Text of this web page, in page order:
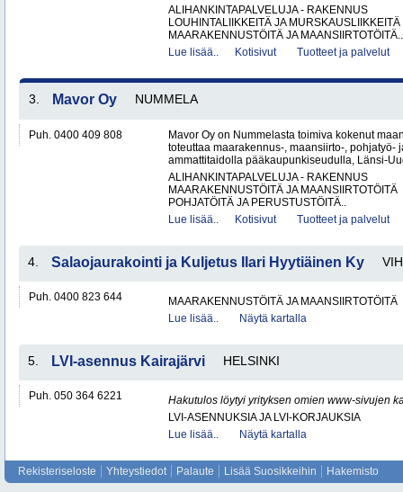
ALIHANKINTAPALVELUJA - RAKENNUS
LOUHINTALIIKKEITÄ JA MURSKAUSLIIKKEITÄ
MAARAKENNUSTÖITÄ JA MAANSIIRTOTÖITÄ..
Lue lisää..
Kotisivut Tuotteet ja palvelut
3. Mavor Oy NUMMELA
Puh. 0400 409 808
Mavor Oy on Nummelasta toimiva kokenut
toteuttaa maarakennus-, maansiirto-, pohjatyö-
ammattitaidolla pääkaupunkiseudulla, Länsi-
ALIHANKINTAPALVELUJA - RAKENNUS
MAARAKENNUSTÖITÄ JA MAANSIIRTOTÖITÄ
POHJATÖITÄ JA PERUSTUSTÖITÄ..
Lue lisää..
Kotisivut Tuotteet ja palvelut
4. Salaojaurakointi ja Kuljetus Ilari Hyytiäinen Ky
Puh. 0400 823 644
MAARAKENNUSTÖITÄ JA MAANSIIRTOTÖITÄ
Lue lisää..
Näytä kartalla
5. LVI-asennus Kairajärvi HELSINKI
Puh. 050 364 6221
Hakutulos löytyi yrityksen omien www-sivujen
LVI-ASENNUKSIA JA LVI-KORJAUKSIA
Lue lisää..
Näytä kartalla
Rekisteriseloste Yhteystiedot Palaute Lisää Suosikkeihin Hakemisto